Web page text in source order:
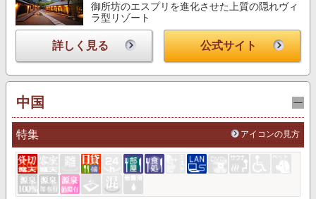
御所坊のエスプリを進化させた上質の隠れヴィ
ラ型リゾート
詳しく見る 公式サイト
中国
特集 アイコンの見方